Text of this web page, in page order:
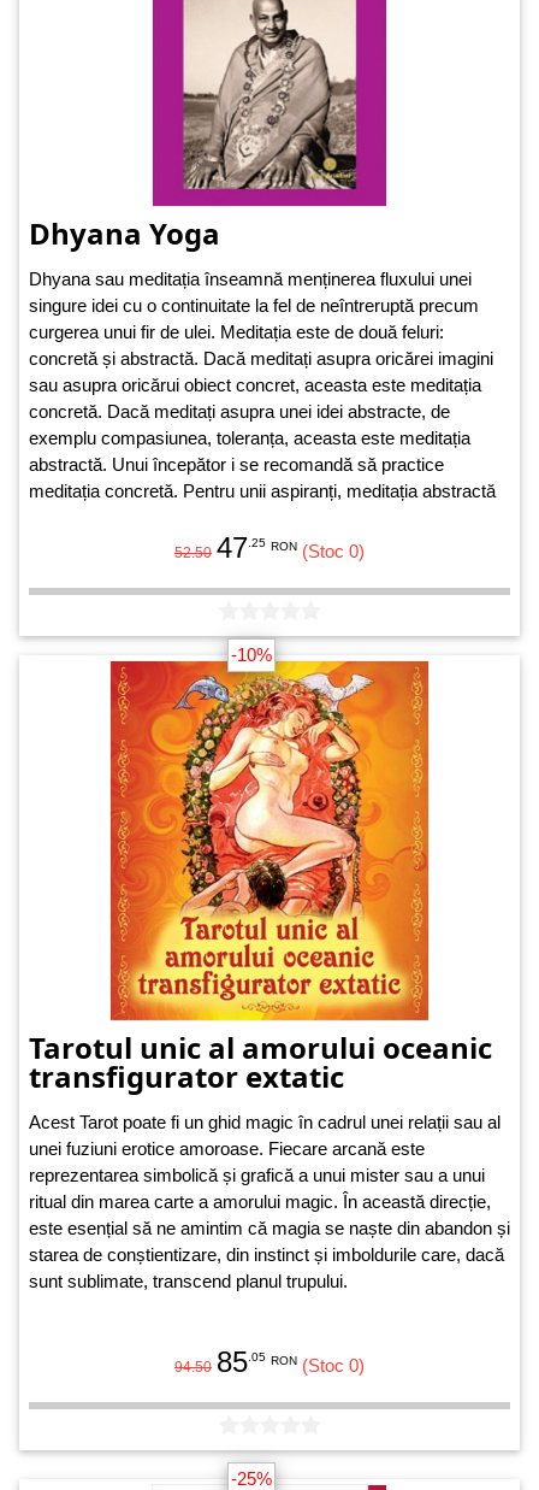
Dhyana Yoga
Dhyana sau meditația înseamnă menținerea fluxului unei
singure idei cu o continuitate la fel de neîntreruptă precum
curgerea unui fir de ulei. Meditația este de două feluri:
concretă și abstractă. Dacă meditați asupra oricărei imagini
sau asupra oricărui obiect concret, aceasta este meditația
concretă. Dacă meditați asupra unei idei abstracte, de
exemplu compasiunea, toleranța, aceasta este meditația
abstractă. Unui începător i se recomandă să practice
meditația concretă. Pentru unii aspiranți, meditația abstractă
52.50 47 .25 RON (Stoc 0)
-10%
Tarotul unic al amorului oceanic
transfigurator extatic
Acest Tarot poate fi un ghid magic în cadrul unei relații sau al
unei fuziuni erotice amoroase. Fiecare arcană este
reprezentarea simbolică și grafică a unui mister sau a unui
ritual din marea carte a amorului magic. În această direcție,
este esențial să ne amintim că magia se naște din abandon și
starea de conștientizare, din instinct și imboldurile care, dacă
sunt sublimate, transcend planul trupului.
94.50 85 .05 RON (Stoc 0)
-25%